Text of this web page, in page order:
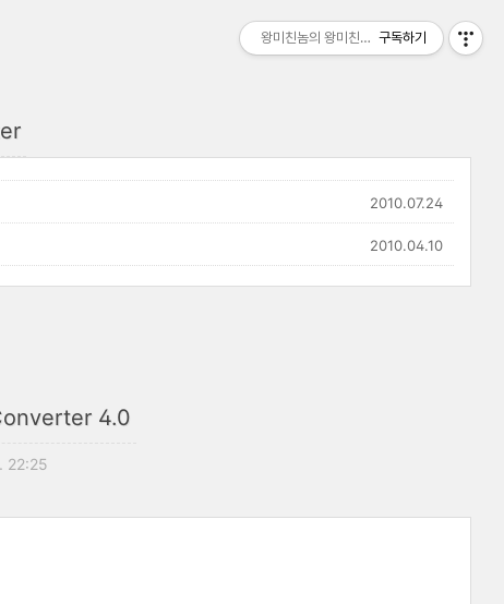
2010.07.24
2010.04.10
4.0
22:25
왕미친놈의 왕미친세상구독하기